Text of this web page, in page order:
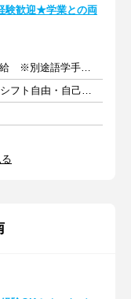
験歓迎★学業との両
時給1100円～＋交通費支給 ※別途語学手当あり
週1日以上 1日4時間以上 シフト自由・自己申告